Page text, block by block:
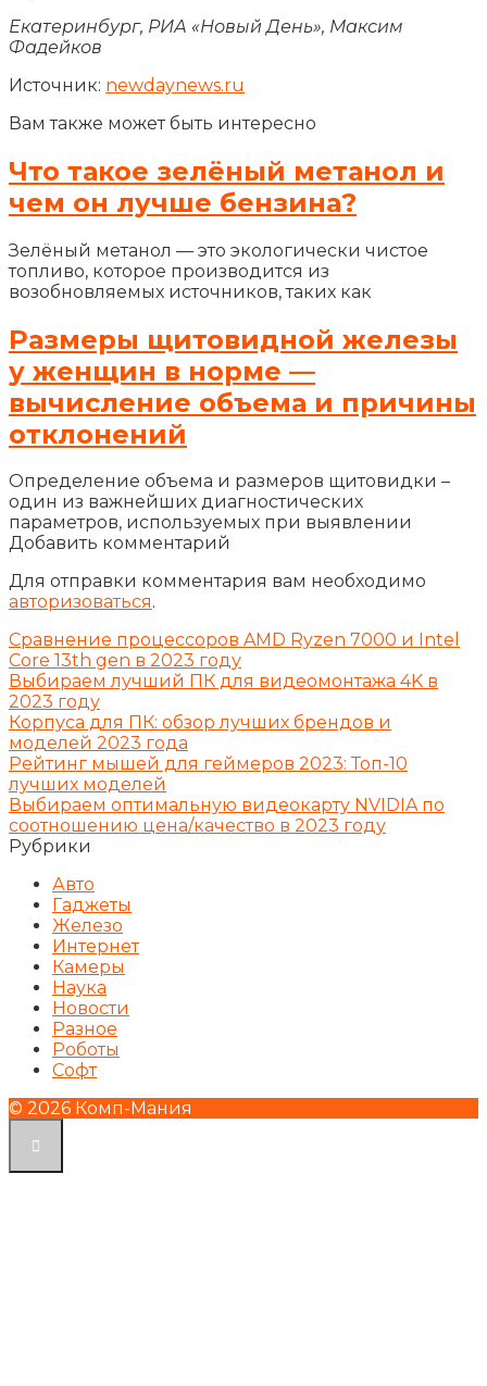
Екатеринбург, РИА «Новый День», Максим
Фадейков
Источник: newdaynews.ru
Вам также может быть интересно
Что такое зелёный метанол и
чем он лучше бензина?
Зелёный метанол — это экологически чистое
топливо, которое производится из
возобновляемых источников, таких как
Размеры щитовидной железы
у женщин в норме —
вычисление объема и причины
отклонений
Определение объема и размеров щитовидки –
один из важнейших диагностических
параметров, используемых при выявлении
Добавить комментарий
Для отправки комментария вам необходимо
авторизоваться.
Сравнение процессоров AMD Ryzen 7000 и Intel
Core 13th gen в 2023 году
Выбираем лучший ПК для видеомонтажа 4K в
2023 году
Корпуса для ПК: обзор лучших брендов и
моделей 2023 года
Рейтинг мышей для геймеров 2023: Топ-10
лучших моделей
Выбираем оптимальную видеокарту NVIDIA по
соотношению цена/качество в 2023 году
Рубрики
Авто
Гаджеты
Железо
Интернет
Камеры
Наука
Новости
Разное
Роботы
Софт
© 2026 Комп-Мания